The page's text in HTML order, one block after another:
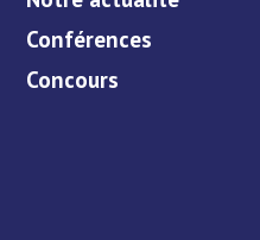
Conférences
Concours